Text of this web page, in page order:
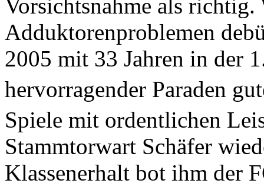
Vorsichtsnahme als richtig.
Adduktorenproblemen
2005 mit 33 Jahren in der
hervorragender Paraden
Spiele mit ordentlichen
Stammtorwart Schäfer
Klassenerhalt bot ihm der